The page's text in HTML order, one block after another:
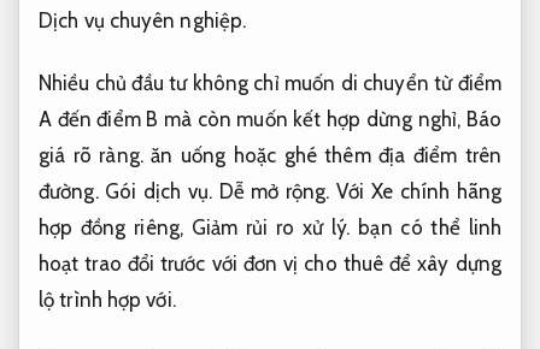
Dịch vụ chuyên nghiệp.
Nhiều chủ đầu tư không chỉ muốn di chuyển từ điểm
A đến điểm B mà còn muốn kết hợp dừng nghỉ, Báo
giá rõ ràng.ăn uống hoặc ghé thêm địa điểm trên
đường. Gói dịch vụ. Dễ mở rộng. Với Xe chính hãng
hợp đồng riêng, Giảm rủi ro xử lý. bạn có thể linh
hoạt trao đổi trước với đơn vị cho thuê để xây dựng
lộ trình hợp với.